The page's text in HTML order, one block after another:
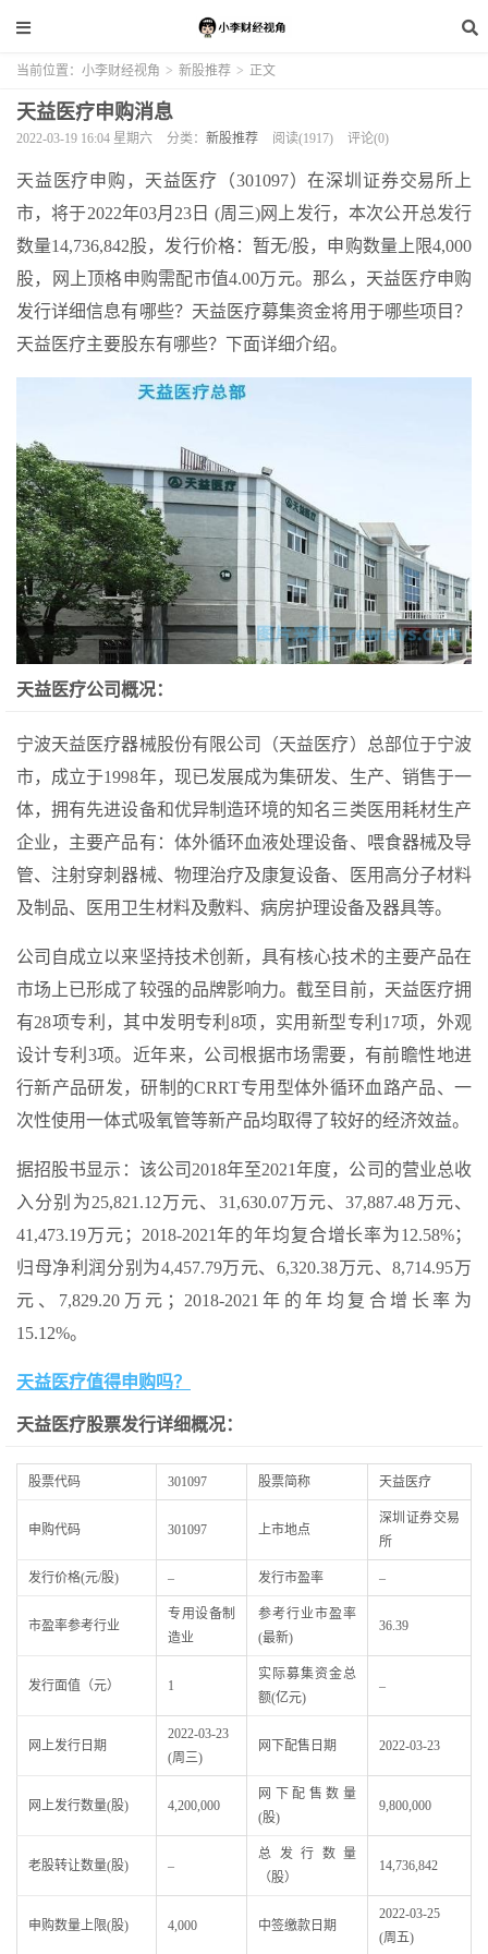
当前位置： 小李财经视角 > 新股推荐 > 正文
天益医疗申购消息
2022-03-19 16:04 星期六 分类： 新股推荐 阅读(1917) 评论(0)
天益医疗申购，天益医疗（301097）在深圳证券交易所上
市，将于2022年03月23日 (周三)网上发行，本次公开总发行
数量14,736,842股，发行价格：暂无/股，申购数量上限4,000
股，网上顶格申购需配市值4.00万元。那么，天益医疗申购
发行详细信息有哪些？天益医疗募集资金将用于哪些项目？
天益医疗主要股东有哪些？下面详细介绍。
天益医疗公司概况：
宁波天益医疗器械股份有限公司（天益医疗）总部位于宁波
市，成立于1998年，现已发展成为集研发、生产、销售于一
体，拥有先进设备和优异制造环境的知名三类医用耗材生产
企业，主要产品有：体外循环血液处理设备、喂食器械及导
管、注射穿刺器械、物理治疗及康复设备、医用高分子材料
及制品、医用卫生材料及敷料、病房护理设备及器具等。
公司自成立以来坚持技术创新，具有核心技术的主要产品在
市场上已形成了较强的品牌影响力。截至目前，天益医疗拥
有28项专利，其中发明专利8项，实用新型专利17项，外观
设计专利3项。近年来，公司根据市场需要，有前瞻性地进
行新产品研发，研制的CRRT专用型体外循环血路产品、一
次性使用一体式吸氧管等新产品均取得了较好的经济效益。
据招股书显示：该公司2018年至2021年度，公司的营业总收
入分别为25,821.12万元、31,630.07万元、37,887.48万元、
41,473.19万元；2018-2021年的年均复合增长率为12.58%；
归母净利润分别为4,457.79万元、6,320.38万元、8,714.95万
元、7,829.20万元；2018-2021年的年均复合增长率为
15.12%。
天益医疗值得申购吗？
天益医疗股票发行详细概况：
股票代码 301097 股票简称 天益医疗
申购代码 301097 上市地点
深圳证券交易
所
发行价格(元/股) – 发行市盈率 –
市盈率参考行业
专用设备制
造业
参考行业市盈率
(最新)
36.39
发行面值（元） 1
实际募集资金总
额(亿元)
–
网上发行日期
2022-03-23
(周三)
网下配售日期 2022-03-23
网上发行数量(股) 4,200,000
网下配售数量
(股)
9,800,000
老股转让数量(股) –
总发行数量
（股）
14,736,842
申购数量上限(股) 4,000 中签缴款日期
2022-03-25
(周五)